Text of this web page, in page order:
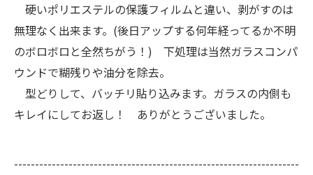
硬いポリエステルの保護フィルムと違い、剥がすのは
無理なく出来ます。(後日アップする何年経ってるか不明
のボロボロと全然ちがう！) 下処理は当然ガラスコンパ
ウンドで糊残りや油分を除去。
型どりして、バッチリ貼り込みます。ガラスの内側も
キレイにしてお返し！ ありがとうございました。
--------------------------------------------------------------------